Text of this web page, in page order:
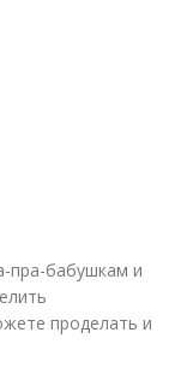
пра-бабушкам и
проделать и